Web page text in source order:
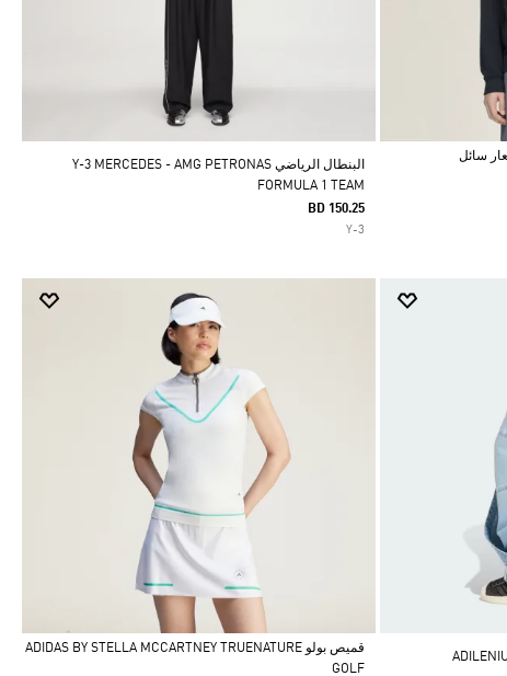
البنطال الرياضي Y-3 MERCEDES - AMG PETRONAS
FORMULA 1 TEAM
BD 150.25
Y-3
قميص بولو ADIDAS BY STELLA MCCARTNEY TRUENATURE
GOLF